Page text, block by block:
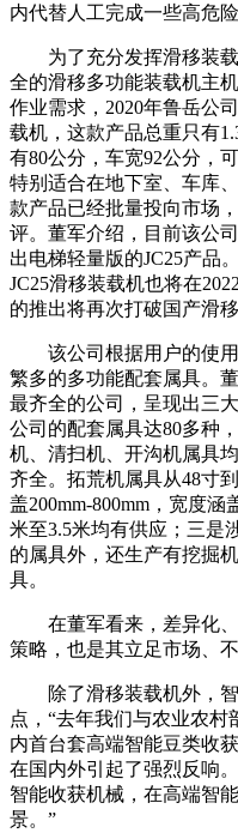
内代替人工完成一些高危险
为了充分发挥滑移装载
全的滑移多功能装载机主
作业需求，2020年鲁岳公
载机，这款产品总重只有
有80公分，车宽92公分，
特别适合在地下室、车库
款产品已经批量投向市场
评。董军介绍，目前该公
出电梯轻量版的JC25产品
JC25滑移装载机也将在
的推出将再次打破国产滑
该公司根据用户的使用
繁多的多功能配套属具。
最齐全的公司，呈现出三
公司的配套属具达80多种
机、清扫机、开沟机属具
齐全。拓荒机属具从48寸
盖200mm-800mm，宽度涵
米至3.5米均有供应；三是
的属具外，还生产有挖掘
具。
在董军看来，差异化、
策略，也是其立足市场、
除了滑移装载机外，智
点，“去年我们与农业农
内首台套高端智能豆类收
在国内外引起了强烈反响
智能收获机械，在高端智
景。”